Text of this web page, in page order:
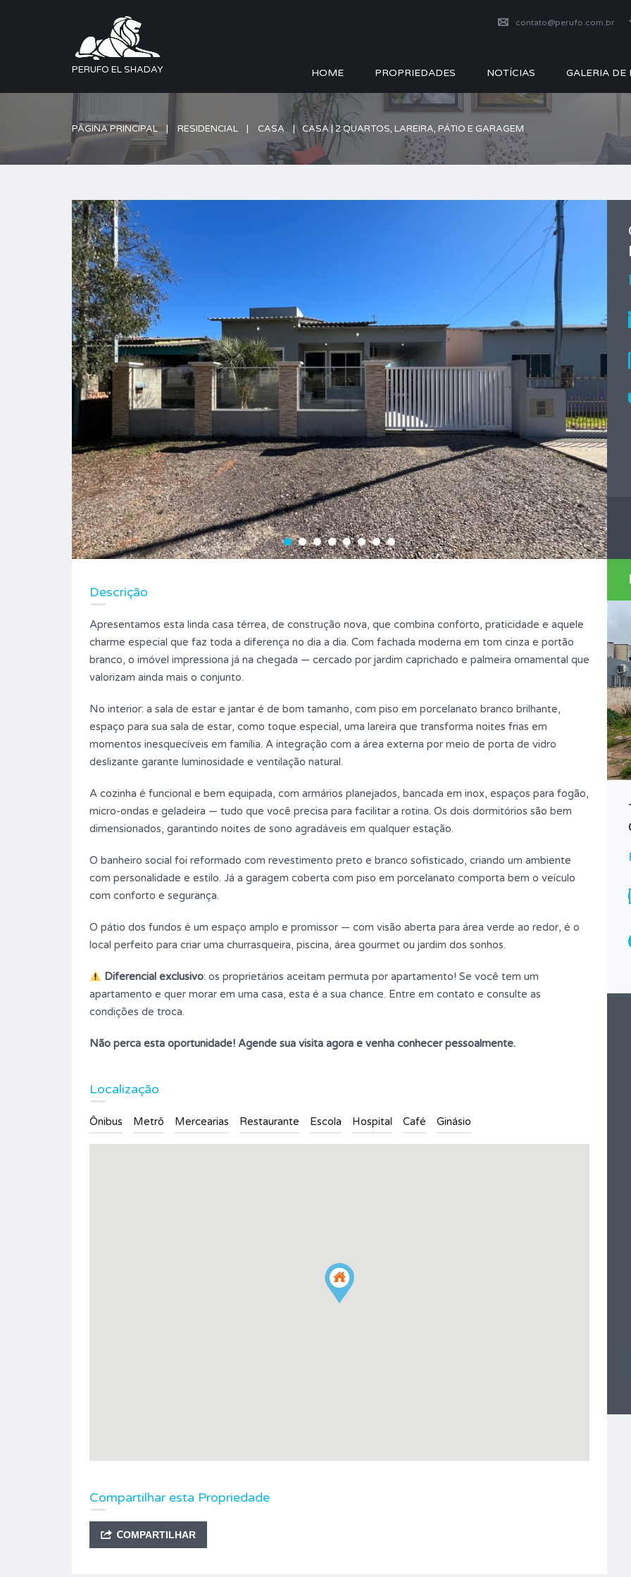
PERUFO EL SHADAY
contato@perufo.com.br
HOME PROPRIEDADES NOTÍCIAS GALERIA DE
PÁGINA PRINCIPAL RESIDENCIAL CASA CASA | 2 QUARTOS, LAREIRA, PÁTIO E GARAGEM
Descrição
Apresentamos esta linda casa térrea, de construção nova, que combina conforto, praticidade e aquele
charme especial que faz toda a diferença no dia a dia. Com fachada moderna em tom cinza e portão
branco, o imóvel impressiona já na chegada — cercado por jardim caprichado e palmeira ornamental que
valorizam ainda mais o conjunto.
No interior: a sala de estar e jantar é de bom tamanho, com piso em porcelanato branco brilhante,
espaço para sua sala de estar, como toque especial, uma lareira que transforma noites frias em
momentos inesquecíveis em família. A integração com a área externa por meio de porta de vidro
deslizante garante luminosidade e ventilação natural.
A cozinha é funcional e bem equipada, com armários planejados, bancada em inox, espaços para fogão,
micro-ondas e geladeira — tudo que você precisa para facilitar a rotina. Os dois dormitórios são bem
dimensionados, garantindo noites de sono agradáveis em qualquer estação.
O banheiro social foi reformado com revestimento preto e branco sofisticado, criando um ambiente
com personalidade e estilo. Já a garagem coberta com piso em porcelanato comporta bem o veículo
com conforto e segurança.
O pátio dos fundos é um espaço amplo e promissor — com visão aberta para área verde ao redor, é o
local perfeito para criar uma churrasqueira, piscina, área gourmet ou jardim dos sonhos.
Diferencial exclusivo: os proprietários aceitam permuta por apartamento! Se você tem um
apartamento e quer morar em uma casa, esta é a sua chance. Entre em contato e consulte as
condições de troca.
Não perca esta oportunidade! Agende sua visita agora e venha conhecer pessoalmente.
Localização
Ônibus Metrô Mercearias Restaurante Escola Hospital Café Ginásio
Compartilhar esta Propriedade
COMPARTILHAR
CASA | 03 QUARTOS, PÁTIO,
ÁREA COM CHURRASQUEIRA,
GARAGEM P/ 2 CARROS
R$1.500
PARA ALUGAR
Quartos
03
Banheiros
02
Garagens
Tipo
CASA
R$330.000
03
Banheiros
01
01
Casa